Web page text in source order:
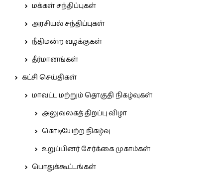
மக்கள் சந்திப்புகள்
அரசியல் சந்திப்புகள்
நீதிமன்ற வழக்குகள்
தீர்மானங்கள்
கட்சி செய்திகள்
மாவட்ட மற்றும் தொகுதி நிகழ்வுகள்
அலுவலகத் திறப்பு விழா
கொடியேற்ற நிகழ்வு
உறுப்பினர் சேர்க்கை முகாம்கள்
பொதுக்கூட்டங்கள்